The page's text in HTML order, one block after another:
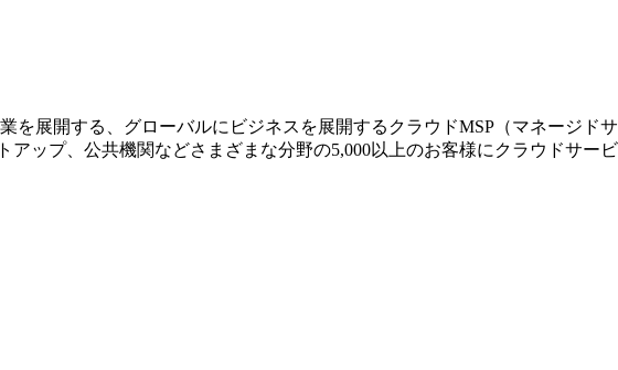
を展開する、グローバルにビジネスを展開するクラウドMSP（マネージド
ップ、公共機関などさまざまな分野の5,000以上のお客様にクラウドサービ